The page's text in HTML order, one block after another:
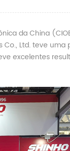
da China
Co., Ltd. teve
excelentes